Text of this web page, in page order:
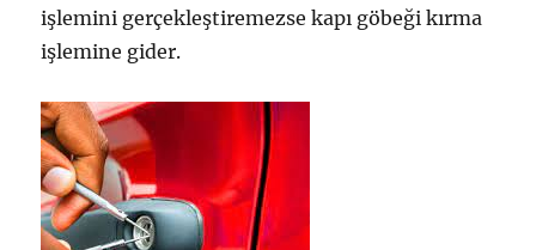
işlemini gerçekleştiremezse kapı göbeği kırma
işlemine gider.